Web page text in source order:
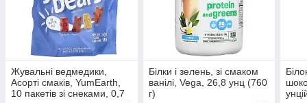
Жувальні ведмедики,
Асорті смаків, YumEarth,
10 пакетів зі снеками, 0,7
Білки і зелень, зі смаком
ванілі, Vega, 26,8 унц (760
г)